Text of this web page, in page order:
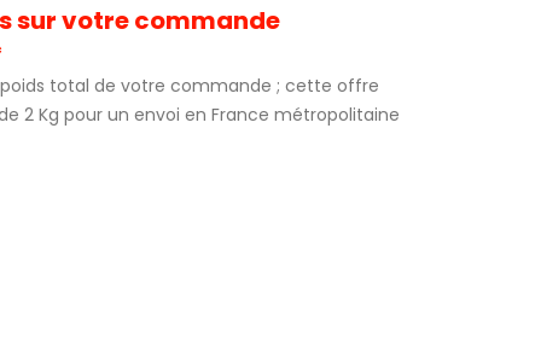
sur votre commande
total de votre commande ; cette offre
2 Kg pour un envoi en France métropolitaine